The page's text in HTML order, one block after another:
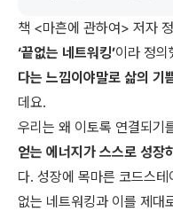
책 <마흔에 관하여> 저자
‘끝없는 네트워킹’이라 정의
다는 느낌이야말로 삶의 기
데요.
우리는 왜 이토록 연결되기
얻는 에너지가 스스로 성장
다. 성장에 목마른 코드스
없는 네트워킹과 이를 제대